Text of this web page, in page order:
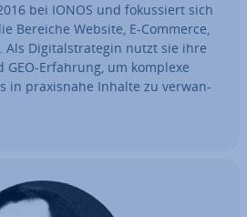
bei IONOS und fo­kus­siert sich
Bereiche Website, E-Commerce,
Als Di­gi­tal­stra­te­gin nutzt sie ihre
GEO-Erfahrung, um komplexe
in pra­xis­na­he Inhalte zu ver­wan­